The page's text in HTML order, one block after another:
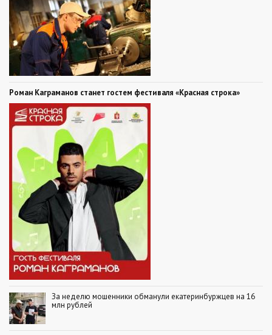
Роман Каграманов станет гостем фестиваля «Красная строка»
За неделю мошенники обманули екатеринбуржцев на 16
млн рублей